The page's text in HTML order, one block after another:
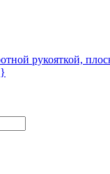
рукояткой,